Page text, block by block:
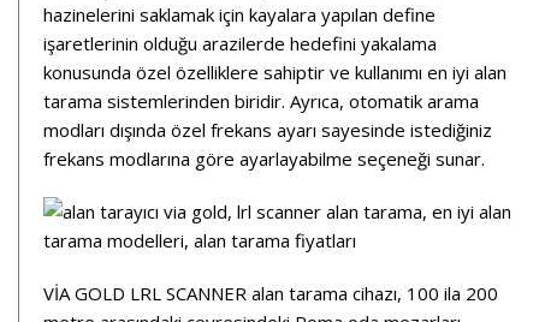
hazinelerini saklamak için kayalara yapılan define
işaretlerinin olduğu arazilerde hedefini yakalama
konusunda özel özelliklere sahiptir ve kullanımı en iyi alan
tarama sistemlerinden biridir. Ayrıca, otomatik arama
modları dışında özel frekans ayarı sayesinde istediğiniz
frekans modlarına göre ayarlayabilme seçeneği sunar.
VİA GOLD LRL SCANNER alan tarama cihazı, 100 ila 200